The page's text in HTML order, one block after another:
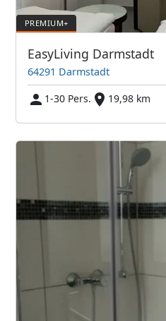
EasyLiving Darmstadt
64291 Darmstadt
1-30 Pers.
19,98 km